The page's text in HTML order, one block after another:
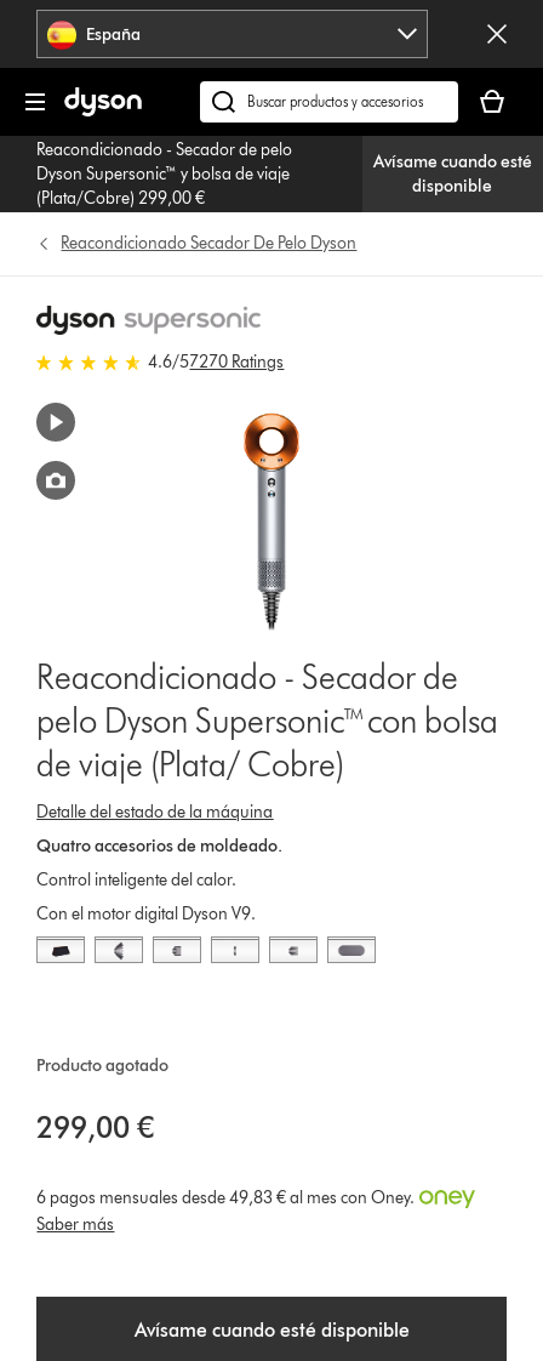
Omitir
navegación España
Buscar
en
dyson.es
cesta
está
vacía
Reacondicionado - Secador de pelo
Dyson Supersonic™ y bolsa de viaje
(Plata/Cobre) 299,00 €
Avísame cuando esté
disponible
Reacondicionado Secador De Pelo Dyson
Producto agotado
299,00 €
6 pagos mensuales desde 49,83 € al mes con Oney.
Saber más
Avísame cuando esté disponible
4.6 estrellas de 5 de 7270 Ratings
4.6/57270 Ratings
Reacondicionado - Secador de
pelo Dyson Supersonic™ con bolsa
de viaje (Plata/ Cobre)
Detalle del estado de la máquina
Quatro accesorios de moldeado.
Control inteligente del calor.
Con el motor digital Dyson V9.